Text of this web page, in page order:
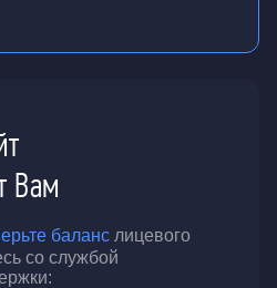
Вам
баланс лицевого
со службой